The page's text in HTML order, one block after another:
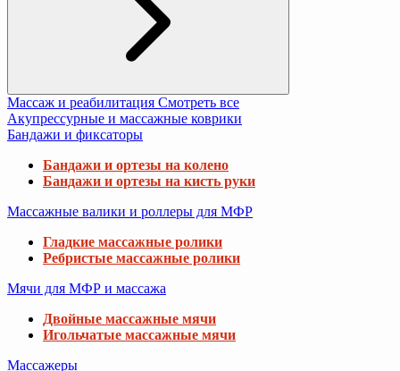
Массаж и реабилитация Смотреть все
Акупрессурные и массажные коврики
Бандажи и фиксаторы
Бандажи и ортезы на колено
Бандажи и ортезы на кисть руки
Массажные валики и роллеры для МФР
Гладкие массажные ролики
Ребристые массажные ролики
Мячи для МФР и массажа
Двойные массажные мячи
Игольчатые массажные мячи
Массажеры